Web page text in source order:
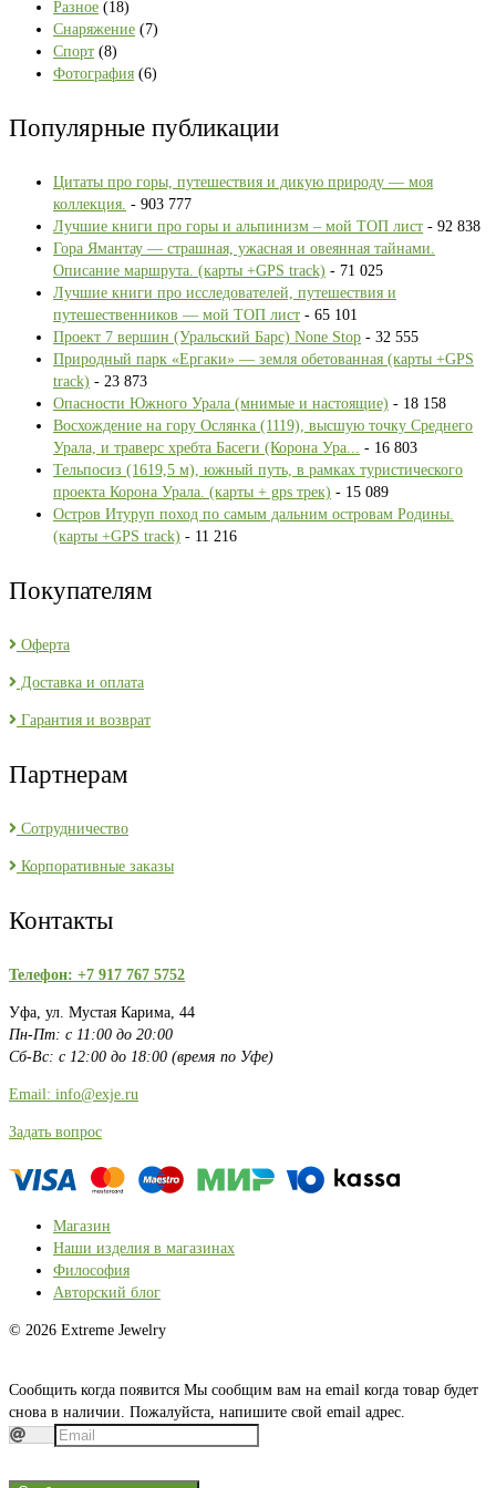
Разное (18)
Снаряжение (7)
Спорт (8)
Фотография (6)
Популярные публикации
Цитаты про горы, путешествия и дикую природу — моя
коллекция. - 903 777
Лучшие книги про горы и альпинизм – мой ТОП лист - 92 838
Гора Ямантау — страшная, ужасная и овеянная тайнами.
Описание маршрута. (карты +GPS track) - 71 025
Лучшие книги про исследователей, путешествия и
путешественников — мой ТОП лист - 65 101
Проект 7 вершин (Уральский Барс) None Stop - 32 555
Природный парк «Ергаки» — земля обетованная (карты +GPS
track) - 23 873
Опасности Южного Урала (мнимые и настоящие) - 18 158
Восхождение на гору Ослянка (1119), высшую точку Среднего
Урала, и траверс хребта Басеги (Корона Ура...
- 16 803
Тельпосиз (1619,5 м), южный путь, в рамках туристического
проекта Корона Урала. (карты + gps трек) - 15 089
Остров Итуруп поход по самым дальним островам Родины.
(карты +GPS track) - 11 216
Покупателям
Оферта
Доставка и оплата
Гарантия и возврат
Партнерам
Сотрудничество
Корпоративные заказы
Контакты
Телефон: +7 917 767 5752
Уфа, ул. Мустая Карима, 44
Пн-Пт: с 11:00 до 20:00
Сб-Вс: с 12:00 до 18:00 (время по Уфе)
Email: info@exje.ru
Задать вопрос
Магазин
Наши изделия в магазинах
Философия
Авторский блог
© 2026 Extreme Jewelry
Сообщить когда появится Мы сообщим вам на email когда товар будет
снова в наличии. Пожалуйста, напишите свой email адрес.